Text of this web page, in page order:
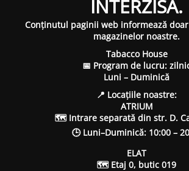
INTERZISĂ.
Conținutul paginii web informează
magazinelor noastre.
Tabacco House
📅 Program de lucru:
Luni – Duminică
📍 Locațiile noastre:
ATRIUM
🗺 Intrare separată din str. D.
🕒 Luni–Duminică: 10:00 –
ELAT
🗺 Etaj 0, butic 019